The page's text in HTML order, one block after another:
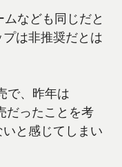
なども同じだと
は非推奨だとは
で、昨年は
だったことを考
と感じてしまい